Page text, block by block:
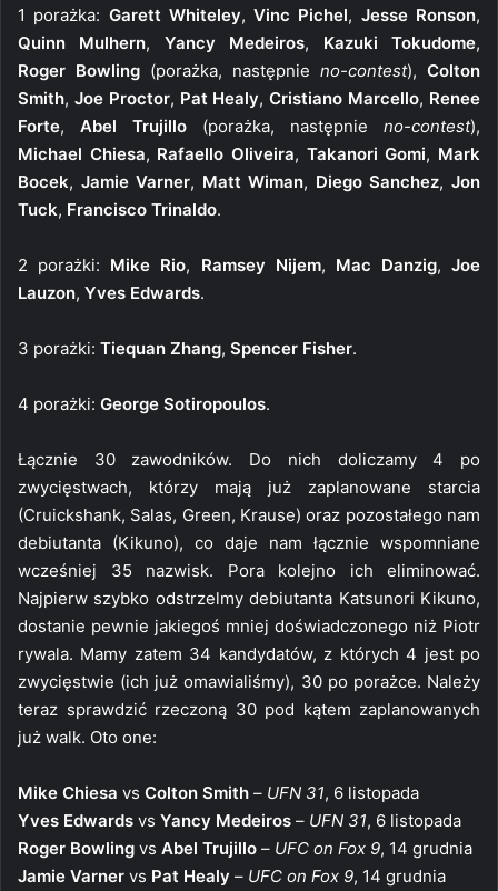
1 porażka: Garett Whiteley,Vinc Pichel, Jesse Ronson,
Quinn Mulhern, Yancy Medeiros, Kazuki Tokudome,
Roger Bowling (porażka, następnie no-contest), Colton
Smith, Joe Proctor, Pat Healy,Cristiano Marcello, Renee
Forte, Abel Trujillo (porażka, następnie no-contest),
Michael Chiesa, Rafaello Oliveira, Takanori Gomi, Mark
Bocek, Jamie Varner, Matt Wiman, Diego Sanchez,Jon
Tuck, Francisco Trinaldo.
2 porażki: Mike Rio, Ramsey Nijem, Mac Danzig, Joe
Lauzon, Yves Edwards.
3 porażki: Tiequan Zhang, Spencer Fisher.
4 porażki: George Sotiropoulos.
Łącznie 30 zawodników. Do nich doliczamy 4 po
zwycięstwach, którzy mają już zaplanowane starcia
(Cruickshank, Salas, Green, Krause) oraz pozostałego nam
debiutanta (Kikuno), co daje nam łącznie wspomniane
wcześniej 35 nazwisk. Pora kolejno ich eliminować.
Najpierw szybko odstrzelmy debiutanta Katsunori Kikuno,
dostanie pewnie jakiegoś mniej doświadczonego niż Piotr
rywala. Mamy zatem 34 kandydatów, z których 4 jest po
zwycięstwie (ich już omawialiśmy), 30 po porażce. Należy
teraz sprawdzić rzeczoną 30 pod kątem zaplanowanych
już walk. Oto one:
Mike Chiesa vs Colton Smith – UFN 31, 6 listopada
Yves Edwards vs Yancy Medeiros – UFN 31, 6 listopada
Roger Bowling vs Abel Trujillo – UFC on Fox 9, 14 grudnia
Jamie Varner vs Pat Healy – UFC on Fox 9, 14 grudnia